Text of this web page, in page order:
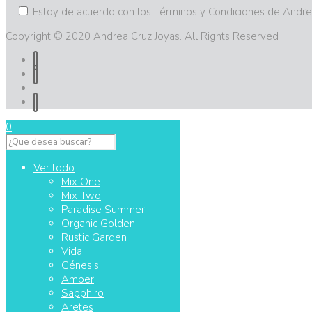
Estoy de acuerdo con los Términos y Condiciones de
Copyright © 2020 Andrea Cruz Joyas. All Rights Reserved
0
Ver todo
Mix One
Mix Two
Paradise Summer
Organic Golden
Rustic Garden
Vida
Génesis
Amber
Sapphiro
Aretes